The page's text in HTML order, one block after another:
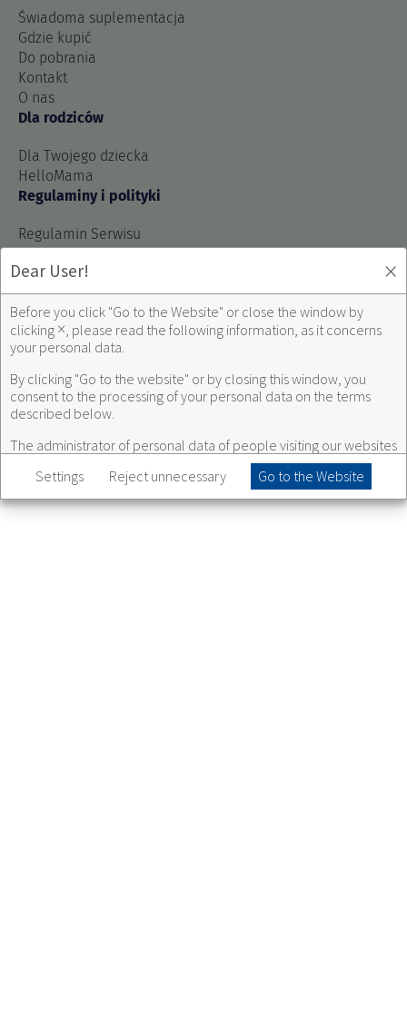
Świadoma suplementacja
Gdzie kupić
Do pobrania
Kontakt
O nas
Dla rodziców
Dla Twojego dziecka
HelloMama
Regulaminy i polityki
Regulamin Serwisu
Polityka prywatności Serwisu
Regulamin korzystania z Serwisów Społecznościowych
Polityka prywatności Serwisów Społecznościowych
Zmiana ustawień prywatności
Naturell w social media:
USP Zdrowie w social media:
Dear User! ×
Before you click "Go to the Website" or close the window by
clicking ×, please read the following information, as it concerns
your personal data.
By clicking "Go to the website" or by closing this window, you
consent to the processing of your personal data on the terms
described below.
The administrator of personal data of people visiting our websites
with headquarters in Poleczki 35 street,
Warsaw 02-822, Poland.
As part of USP Zdrowie services, we will collect information
Settings Reject unnecessary Go to the Website